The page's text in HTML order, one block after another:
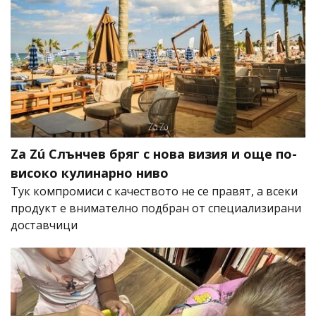
Za Zú Слънчев бряг с нова визия и още по-
високо кулинарно ниво
Тук компромиси с качеството не се правят, а всеки
продукт е внимателно подбран от специализирани
доставчици